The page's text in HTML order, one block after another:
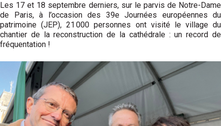
Les 17 et 18 septembre derniers, sur le parvis de Notre-Dame
de Paris, à l’occasion des 39e Journées européennes du
patrimoine (JEP), 21 000 personnes ont visité le village du
chantier de la reconstruction de la cathédrale : un record de
fréquentation !